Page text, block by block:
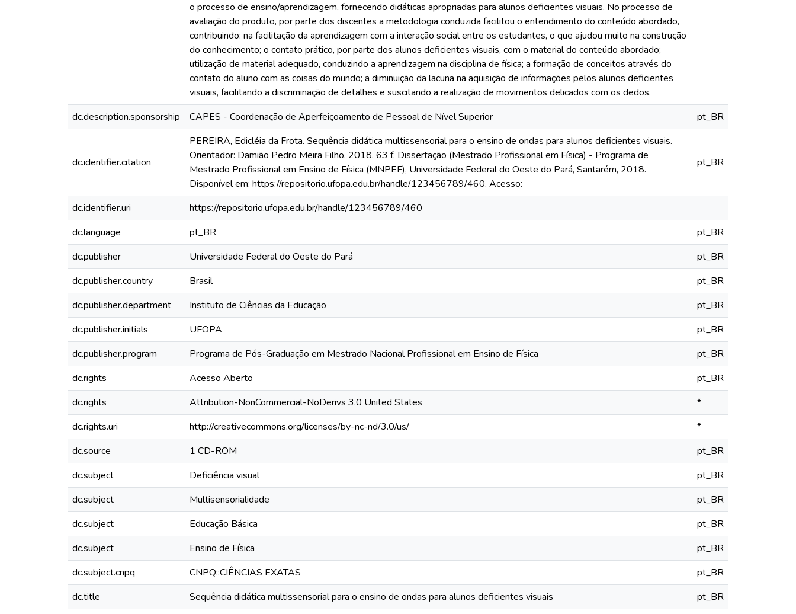
o processo de ensino/aprendizagem, fornecendo didáticas apropriadas para alunos deficientes visuais. No processo de
avaliação do produto, por parte dos discentes a metodologia conduzida facilitou o entendimento do conteúdo abordado,
contribuindo: na facilitação da aprendizagem com a interação social entre os estudantes, o que ajudou muito na construção
do conhecimento; o contato prático, por parte dos alunos deficientes visuais, com o material do conteúdo abordado;
utilização de material adequado, conduzindo a aprendizagem na disciplina de física; a formação de conceitos através do
contato do aluno com as coisas do mundo; a diminuição da lacuna na aquisição de informações pelos alunos deficientes
visuais, facilitando a discriminação de detalhes e suscitando a realização de movimentos delicados com os dedos.
dc.description.sponsorship CAPES - Coordenação de Aperfeiçoamento de Pessoal de Nível Superior pt_BR
dc.identifier.citation
PEREIRA, Edicléia da Frota. Sequência didática multissensorial para o ensino de ondas para alunos deficientes visuais.
Orientador: Damião Pedro Meira Filho. 2018. 63 f. Dissertação (Mestrado Profissional em Física) - Programa de
Mestrado Profissional em Ensino de Física (MNPEF), Universidade Federal do Oeste do Pará, Santarém, 2018.
Disponível em: https://repositorio.ufopa.edu.br/handle/123456789/460. Acesso:
pt_BR
dc.identifier.uri
https://repositorio.ufopa.edu.br/handle/123456789/460
dc.language
pt_BR
pt_BR
dc.publisher
Universidade Federal do Oeste do Pará
pt_BR
dc.publisher.country
Brasil
pt_BR
dc.publisher.department
Instituto de Ciências da Educação
pt_BR
dc.publisher.initials
UFOPA
pt_BR
dc.publisher.program
Programa de Pós-Graduação em Mestrado Nacional Profissional em Ensino de Física
pt_BR
dc.rights
Acesso Aberto
pt_BR
dc.rights
Attribution-NonCommercial-NoDerivs 3.0 United States
*
dc.rights.uri
http://creativecommons.org/licenses/by-nc-nd/3.0/us/
*
dc.source
1 CD-ROM
pt_BR
dc.subject
Deficiência visual
pt_BR
dc.subject
Multisensorialidade
pt_BR
dc.subject
Educação Básica
pt_BR
dc.subject
Ensino de Física
pt_BR
dc.subject.cnpq
CNPQ::CIÊNCIAS EXATAS
pt_BR
dc.title
Sequência didática multissensorial para o ensino de ondas para alunos deficientes visuais
pt_BR